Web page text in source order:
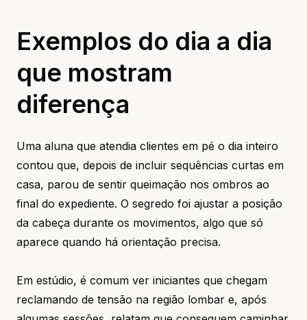
Exemplos do dia a dia
que mostram
diferença
Uma aluna que atendia clientes em pé o dia inteiro
contou que, depois de incluir sequências curtas em
casa, parou de sentir queimação nos ombros ao
final do expediente. O segredo foi ajustar a posição
da cabeça durante os movimentos, algo que só
aparece quando há orientação precisa.
Em estúdio, é comum ver iniciantes que chegam
reclamando de tensão na região lombar e, após